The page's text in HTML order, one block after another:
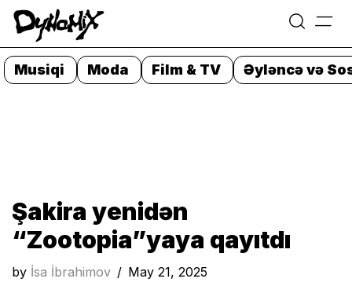
Skip
to
content
=
Musiqi Moda Film & TV Əyləncə və
Şakira yenidən
“Zootopia”yaya qayıtdı
by İsa İbrahimov May 21, 2025